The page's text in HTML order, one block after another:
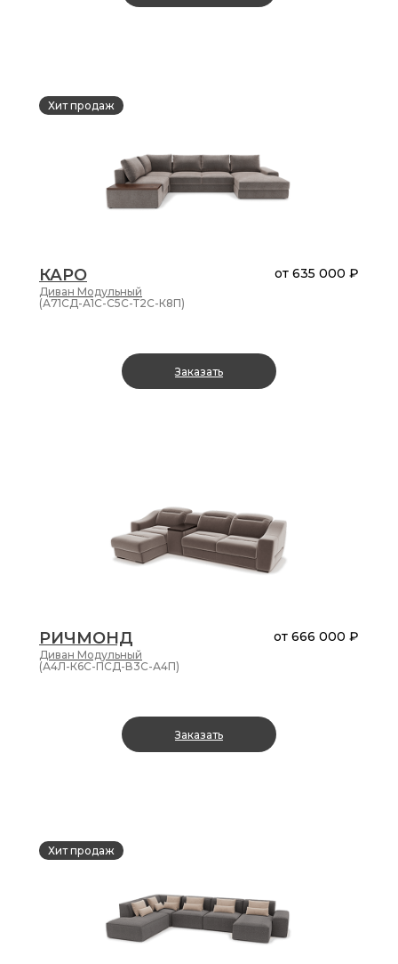
Хит продаж
КАРО
Диван Модульный
от 635 000 ₽
(А71СД-А1С-С5С-Т2С-К8П)
Заказать
РИЧМОНД
Диван Модульный
от 666 000 ₽
(А4Л-К6С-ПСД-В3С-А4П)
Заказать
Хит продаж